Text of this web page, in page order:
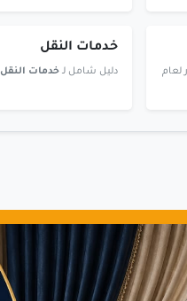
لعام
خدمات النقل
دليل شامل لـخدمات النقل